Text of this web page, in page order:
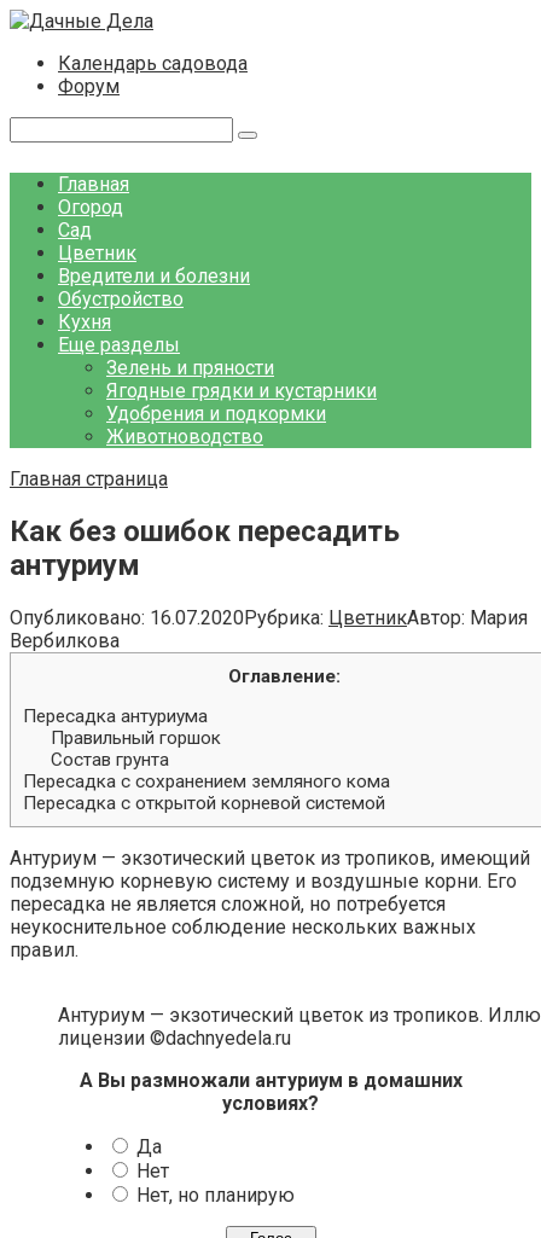
Перейти
контентуКалендарь садовода
Форум
Главная
Огород
Сад
Цветник
Вредители и болезни
Обустройство
Кухня
Еще разделы
Зелень и пряности
Ягодные грядки и кустарники
Удобрения и подкормки
Животноводство
Главная страница
Как без ошибок пересадить
антуриум
Опубликовано: 16.07.2020Рубрика: ЦветникАвтор: Мария
Вербилкова
Оглавление:
Пересадка антуриума
Правильный горшок
Состав грунта
Пересадка с сохранением земляного кома
Пересадка с открытой корневой системой
Антуриум — экзотический цветок из тропиков, имеющий
подземную корневую систему и воздушные корни. Его
пересадка не является сложной, но потребуется
неукоснительное соблюдение нескольких важных
правил.
Антуриум — экзотический цветок из тропиков.
лицензии ©dachnyedela.ru
А Вы размножали антуриум в домашних
условиях?
Да
Нет
Нет, но планирую